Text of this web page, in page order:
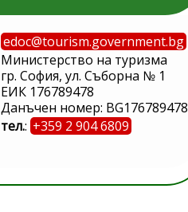
edoc@tourism.government.bg
Министерство на туризма
гр. София, ул. Съборна № 1
ЕИК 176789478
Данъчен номер: BG176789478
тел.: +359 2 904 6809